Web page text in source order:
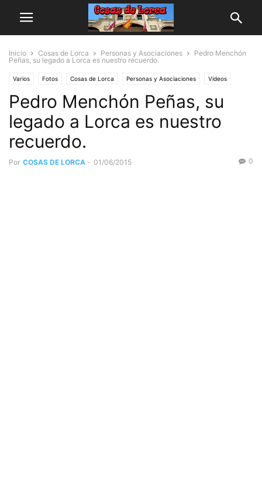
Inicio Cosas de Lorca Personas y Asociaciones
Pedro Menchón
Peñas, su legado a Lorca es nuestro recuerdo.
Varios Fotos Cosas de Lorca Personas y Asociaciones Videos
Pedro Menchón Peñas, su
legado a Lorca es nuestro
recuerdo.
Por COSAS DE LORCA - 01/06/2015 0